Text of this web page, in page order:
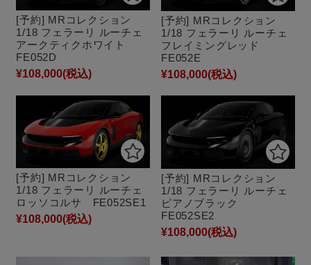
[予約] MRコレクション
1/18 フェラーリ ルーチェ
アークティクホワイト
FE052D
¥108,000(税込)
[予約] MRコレクション
1/18 フェラーリ ルーチェ
フレイミングレッド
FE052E
¥108,000(税込)
[予約] MRコレクション
1/18 フェラーリ ルーチェ
ロッソコルサ FE052SE1
¥108,000(税込)
[予約] MRコレクション
1/18 フェラーリ ルーチェ
ピアノブラック
FE052SE2
¥108,000(税込)